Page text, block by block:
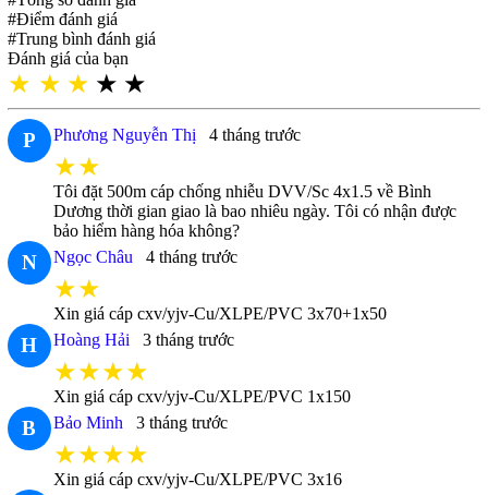
#Điểm đánh giá
#Trung bình đánh giá
Đánh giá của bạn
★ ★ ★ ★ ★
P Phương Nguyễn Thị 4 tháng trước
★★
Tôi đặt 500m cáp chống nhiễu DVV/Sc 4x1.5 về Bình
Dương thời gian giao là bao nhiêu ngày. Tôi có nhận được
bảo hiểm hàng hóa không?
N Ngọc Châu 4 tháng trước
★★
Xin giá cáp cxv/yjv-Cu/XLPE/PVC 3x70+1x50
H Hoàng Hải 3 tháng trước
★★★★
Xin giá cáp cxv/yjv-Cu/XLPE/PVC 1x150
B Bảo Minh 3 tháng trước
★★★★
Xin giá cáp cxv/yjv-Cu/XLPE/PVC 3x16